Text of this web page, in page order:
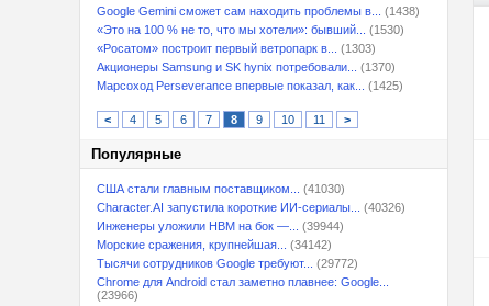
Google Gemini сможет сам находить проблемы в...
(1438)
«Это на 100 % не то, что мы хотели»: бывший...
(1530)
«Росатом» построит первый ветропарк в...
(1303)
Акционеры Samsung и SK hynix потребовали...
(1370)
Марсоход Perseverance впервые показал, как...
(1425)
< 4 5 6 7 8 9 10 11 >
Популярные
США стали главным поставщиком...
(41030)
Character.AI запустила короткие ИИ-сериалы...
(40326)
Инженеры уложили HBM на бок —...
(39944)
Морские сражения, крупнейшая...
(34142)
Тысячи сотрудников Google требуют...
(29772)
Chrome для Android стал заметно плавнее: Google...
(23966)